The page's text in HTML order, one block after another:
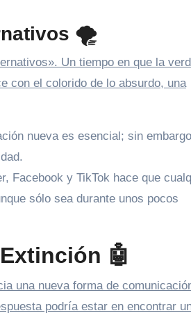
🌪️
Un tiempo en que la
con el colorido de lo absurdo, una
nueva es esencial; sin
Facebook y TikTok hace que
sólo sea durante unos pocos
🤖
una nueva forma de
podría estar en encontrar